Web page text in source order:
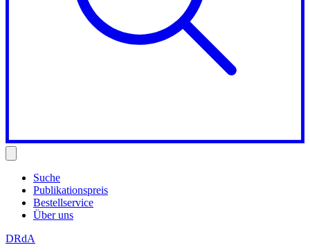
Suche
Publikationspreis
Bestellservice
Über uns
DRdA